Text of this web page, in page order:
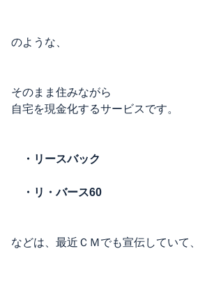
のような、
そのまま住みながら
自宅を現金化するサービスです。
・リースバック
・リ・バース60
などは、最近ＣＭでも宣伝していて、